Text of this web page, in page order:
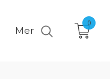
Mer
0